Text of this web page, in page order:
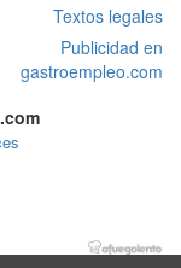
Textos legales
Publicidad en
gastroempleo.com